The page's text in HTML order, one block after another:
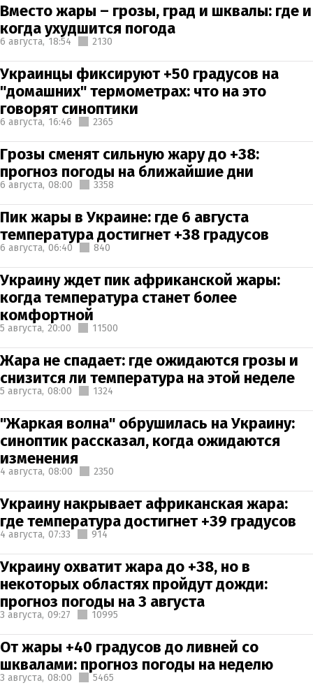
Вместо жары – грозы, град и шквалы: где и
когда ухудшится погода
6 августа, 18:54 2130
Украинцы фиксируют +50 градусов на
"домашних" термометрах: что на это
говорят синоптики
6 августа, 16:46 2365
Грозы сменят сильную жару до +38:
прогноз погоды на ближайшие дни
6 августа, 08:00 3358
Пик жары в Украине: где 6 августа
температура достигнет +38 градусов
6 августа, 06:40 840
Украину ждет пик африканской жары:
когда температура станет более
комфортной
5 августа, 20:00 11500
Жара не спадает: где ожидаются грозы и
снизится ли температура на этой неделе
5 августа, 08:00 1324
"Жаркая волна" обрушилась на Украину:
синоптик рассказал, когда ожидаются
изменения
4 августа, 08:00 2350
Украину накрывает африканская жара:
где температура достигнет +39 градусов
4 августа, 07:33 914
Украину охватит жара до +38, но в
некоторых областях пройдут дожди:
прогноз погоды на 3 августа
3 августа, 09:27 10995
От жары +40 градусов до ливней со
шквалами: прогноз погоды на неделю
3 августа, 08:00 5465